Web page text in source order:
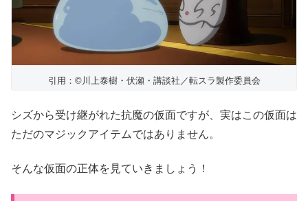
引用：©川上泰樹・伏瀬・講談社／転スラ製作委員会
シズから受け継がれた抗魔の仮面ですが、実はこの仮面は
ただのマジックアイテムではありません。
そんな仮面の正体を見ていきましょう！